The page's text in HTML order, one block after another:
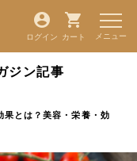
ログイン カート
ジン記事
果とは？美容・栄養・効